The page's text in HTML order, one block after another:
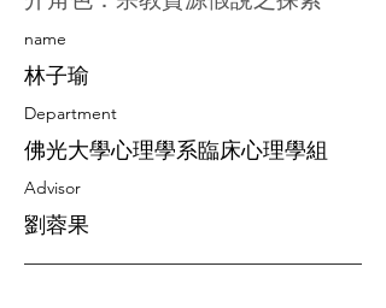
​name
林子瑜
Department
佛光大學心理學系臨床心理學組
Advisor
劉蓉果